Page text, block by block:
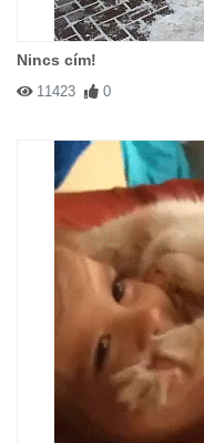
Nincs cím!
11423 0